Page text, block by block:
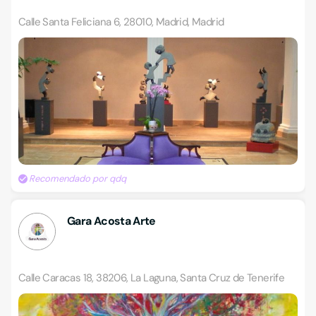
Calle Santa Feliciana 6, 28010, Madrid, Madrid
Recomendado por qdq
Gara Acosta Arte
Calle Caracas 18, 38206, La Laguna, Santa Cruz de Tenerife